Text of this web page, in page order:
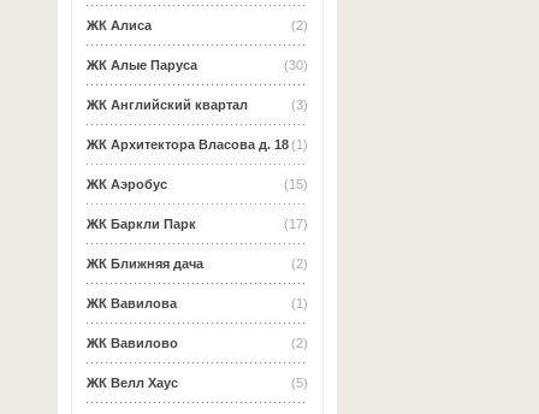
(2)
ЖК Алиса
(30)
ЖК Алые Паруса
(3)
ЖК Английский квартал
(1)
ЖК Архитектора Власова д. 18
(15)
ЖК Аэробус
(17)
ЖК Баркли Парк
(2)
ЖК Ближняя дача
(1)
ЖК Вавилова
(2)
ЖК Вавилово
(5)
ЖК Велл Хаус